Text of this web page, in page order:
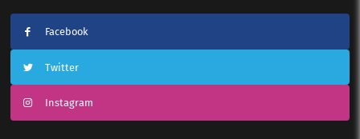
Facebook
Twitter
Instagram